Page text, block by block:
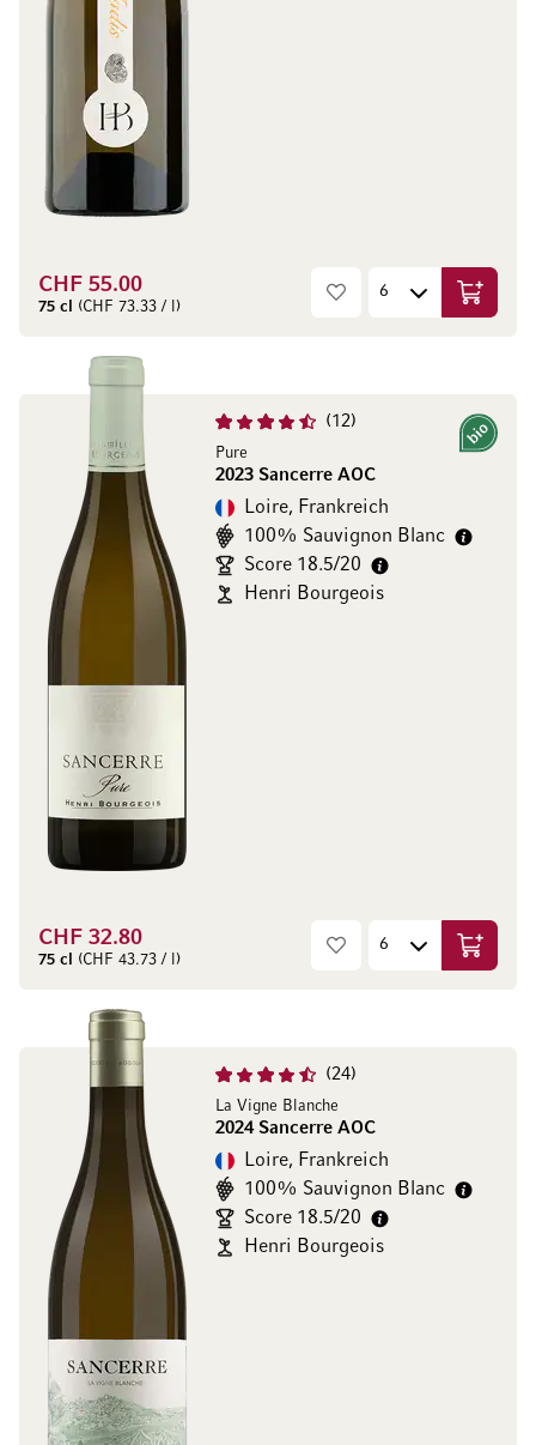
CHF 55.00
75 cl (CHF 73.33 / l) In den
12
Pure
2023 Sancerre AOC
Bio
Loire, Frankreich
100% Sauvignon Blanc
Score 18.5/20
Henri Bourgeois
CHF 32.80
75 cl (CHF 43.73 / l) In den
24
La Vigne Blanche
2024 Sancerre AOC
Loire, Frankreich
100% Sauvignon Blanc
Score 18.5/20
Henri Bourgeois